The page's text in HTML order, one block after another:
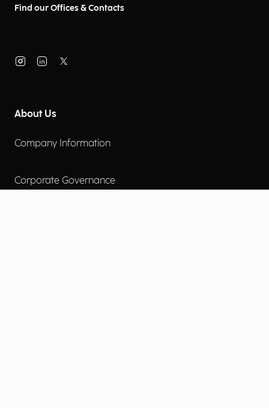
Find our Offices & Contacts
About Us
Company Information
Corporate Governance